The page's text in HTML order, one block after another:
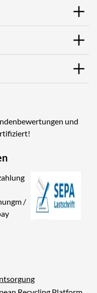
und